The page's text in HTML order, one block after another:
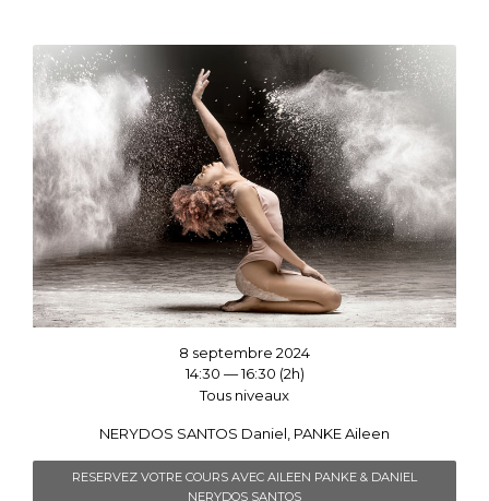
8 septembre 2024
14:30 — 16:30 (2h)
Tous niveaux
NERYDOS SANTOS Daniel, PANKE Aileen
RESERVEZ VOTRE COURS AVEC AILEEN PANKE & DANIEL
NERYDOS SANTOS